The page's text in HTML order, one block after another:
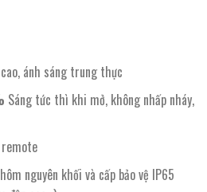
ánh sáng trung thực
Sáng tức thì khi mở, không nhấp nháy,
nguyên khối và cấp bảo vệ IP65